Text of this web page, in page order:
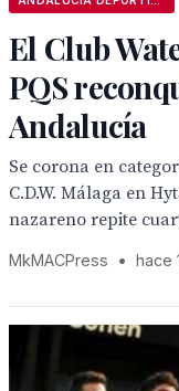
El Club
PQS
Andalucía
Se corona en
C.D.W. Málaga en
nazareno repite
MkMACPress • hace